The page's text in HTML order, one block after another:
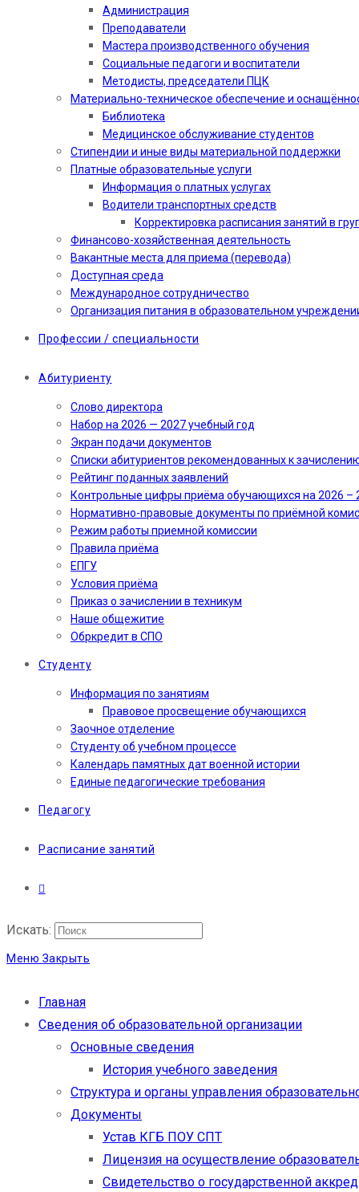
Администрация
Преподаватели
Мастера производственного обучения
Социальные педагоги и воспитатели​
Методисты, председатели ПЦК
Материально-техническое обеспечение и
Библиотека
Медицинское обслуживание студентов
Стипендии и иные виды материальной поддержки
Платные образовательные услуги
Информация о платных услугах
Водители транспортных средств
Корректировка расписания занятий в
Финансово-хозяйственная деятельность
Вакантные места для приема (перевода)
Доступная среда
Международное сотрудничество
Организация питания в образовательном
Профессии / специальности
Абитуриенту
Слово директора
Набор на 2026 — 2027 учебный год
Экран подачи документов
Cписки абитуриентов рекомендованных к
Рейтинг поданных заявлений
Контрольные цифры приёма обучающихся на 2026 –
Нормативно-правовые документы по приёмной
Режим работы приемной комиссии
Правила приёма
ЕПГУ
Условия приёма
Приказ о зачислении в техникум
Наше общежитие
Обркредит в СПО
Студенту
Информация по занятиям
Правовое просвещение обучающихся
Заочное отделение
Студенту об учебном процессе
Календарь памятных дат военной истории
Единые педагогические требования
Педагогу
Расписание занятий
Искать:
Меню Закрыть
Главная
Сведения об образовательной организации
Основные сведения
История учебного заведения
Структура и органы управления
Документы
Устав КГБ ПОУ СПТ
Лицензия на осуществление
Свидетельство о государственной